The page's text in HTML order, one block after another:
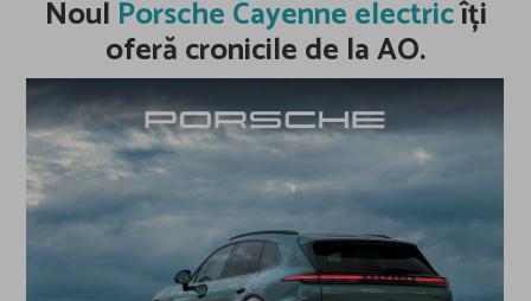
Noul Porsche Cayenne electricîți
oferă cronicile de la AO.